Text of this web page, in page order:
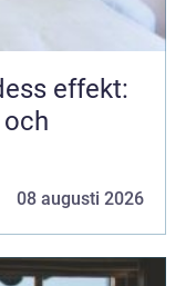
effekt:
08 augusti 2026